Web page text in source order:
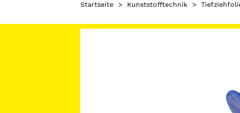
Startseite > Kunststofftechnik >